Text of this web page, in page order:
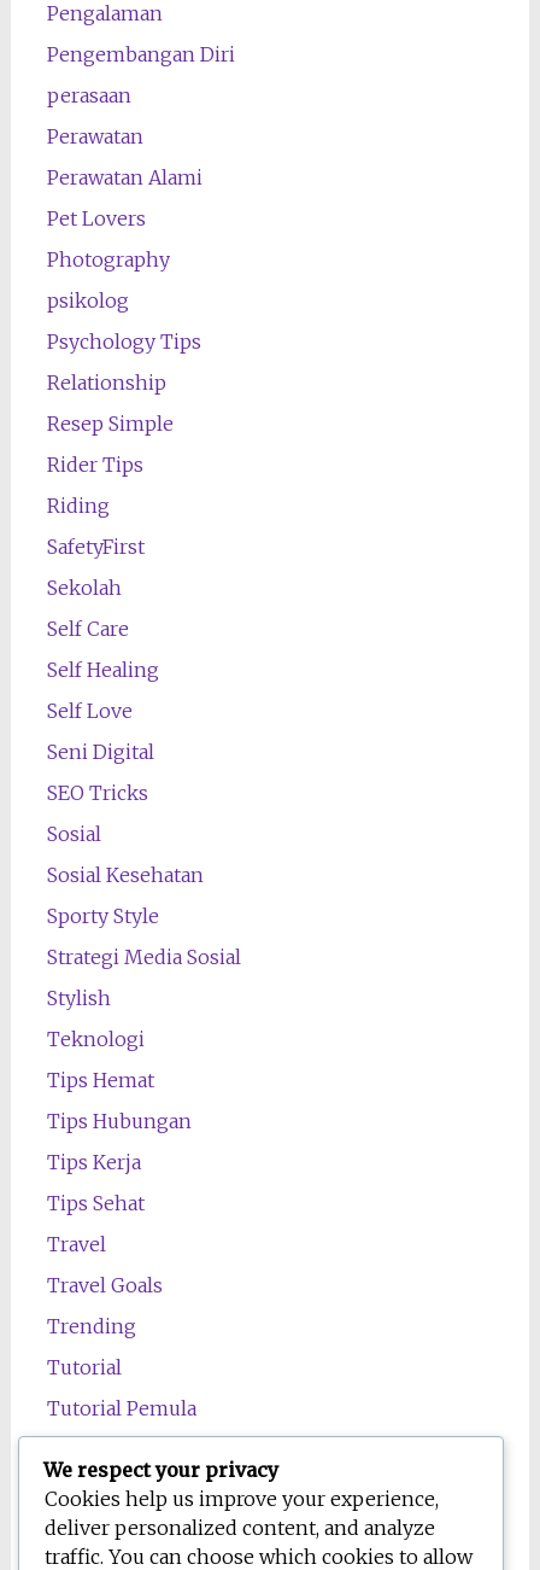
Pengalaman
Pengembangan Diri
perasaan
Perawatan
Perawatan Alami
Pet Lovers
Photography
psikolog
Psychology Tips
Relationship
Resep Simple
Rider Tips
Riding
SafetyFirst
Sekolah
Self Care
Self Healing
Self Love
Seni Digital
SEO Tricks
Sosial
Sosial Kesehatan
Sporty Style
Strategi Media Sosial
Stylish
Teknologi
Tips Hemat
Tips Hubungan
Tips Kerja
Tips Sehat
Travel
Travel Goals
Trending
Tutorial
Tutorial Pemula
Wawasan
Wellness
We respect your privacy
Cookies help us improve your experience,
deliver personalized content, and analyze
traffic. You can choose which cookies to allow